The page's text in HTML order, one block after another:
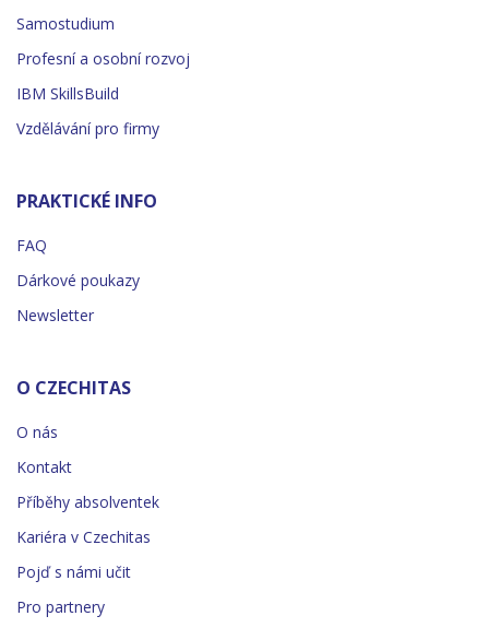
Samostudium
Profesní a osobní rozvoj
IBM SkillsBuild
Vzdělávání pro firmy
PRAKTICKÉ INFO
FAQ
Dárkové poukazy
Newsletter
O CZECHITAS
O nás
Kontakt
Příběhy absolventek
Kariéra v Czechitas
Pojď s námi učit
Pro partnery